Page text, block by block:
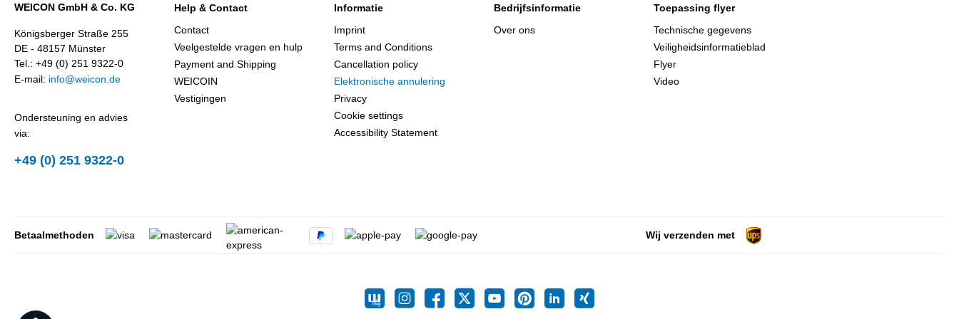
WEICON GmbH & Co. KG
Königsberger Straße 255
DE - 48157 Münster
Tel.: +49 (0) 251 9322-0
E-mail: info@weicon.de
Ondersteuning en advies
via:
+49 (0) 251 9322-0
Help & Contact
Contact
Veelgestelde vragen en hulp
Payment and Shipping
WEICOIN
Vestigingen
Informatie
Imprint
Terms and Conditions
Cancellation policy
Elektronische annulering
Privacy
Cookie settings
Accessibility Statement
Bedrijfsinformatie
Over ons
Toepassing flyer
Technische gegevens
Veiligheidsinformatieblad
Flyer
Video
Betaalmethoden Wij verzenden met